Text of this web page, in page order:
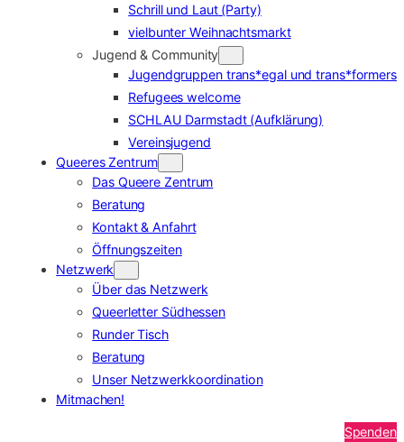
Schrill und Laut (Party)
vielbunter Weihnachtsmarkt
Jugend & Community
Jugendgruppen trans*egal und trans*formers
Refugees welcome
SCHLAU Darmstadt (Aufklärung)
Vereinsjugend
Queeres Zentrum
Das Queere Zentrum
Beratung
Kontakt & Anfahrt
Öffnungszeiten
Netzwerk
Über das Netzwerk
Queerletter Südhessen
Runder Tisch
Beratung
Unser Netzwerkkoordination
Mitmachen!
Spenden